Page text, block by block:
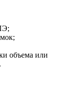
объема или